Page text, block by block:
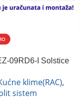
09RD6-I Solstice
klime(RAC),
sistem